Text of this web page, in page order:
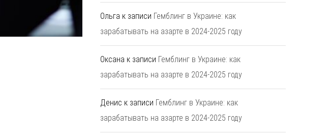
Ольга к записи Гемблинг в Украине: как
зарабатывать на азарте в 2024-2025 году
Оксана к записи Гемблинг в Украине: как
зарабатывать на азарте в 2024-2025 году
Денис к записи Гемблинг в Украине: как
зарабатывать на азарте в 2024-2025 году